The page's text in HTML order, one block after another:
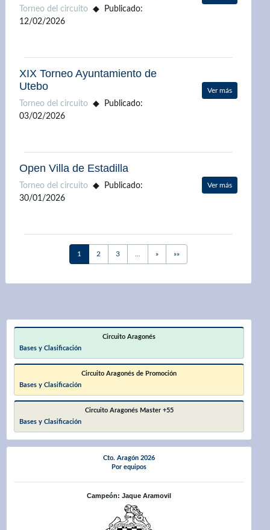
Torneo del circuito
Publicado:
12/02/2026
XIX Torneo Ayuntamiento de
Utebo
Torneo del circuito
Publicado:
03/02/2026
Ver más
Open Villa de Estadilla
Torneo del circuito
Publicado:
30/01/2026
Ver más
1 2 3 »Next »»Last
Circuito Aragonés
Bases y Clasificación
Circuito Aragonés de Promoción
Bases y Clasificación
Circuito Aragonés Master +55
Bases y Clasificación
Cto. Aragón 2026
Por equipos
Campeón: Jaque Aramovil